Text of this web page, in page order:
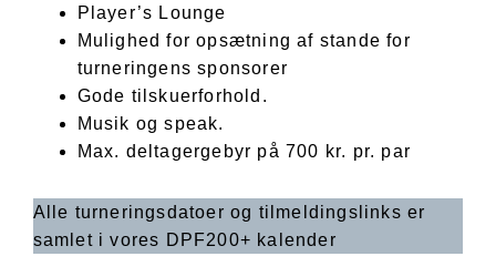
Player’s Lounge
Mulighed for opsætning af stande for
turneringens sponsorer
Gode tilskuerforhold.
Musik og speak.
Max. deltagergebyr på 700 kr. pr. par
Alle turneringsdatoer og tilmeldingslinks er
samlet i vores DPF200+ kalender